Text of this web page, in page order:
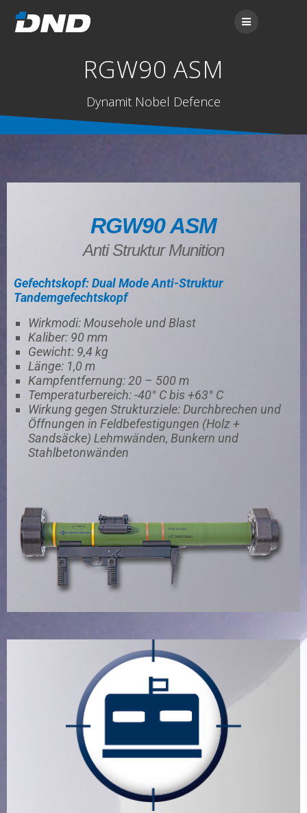
RGW90 ASM
Dynamit Nobel Defence
RGW90 ASM
Anti Struktur Munition
Gefechtskopf: Dual Mode Anti-Struktur
Tandemgefechtskopf
Wirkmodi: Mousehole und Blast
Kaliber: 90 mm
Gewicht: 9,4 kg
Länge: 1,0 m
Kampfentfernung: 20 – 500 m
Temperaturbereich: -40° C bis +63° C
Wirkung gegen Strukturziele: Durchbrechen und
Öffnungen in Feldbefestigungen (Holz +
Sandsäcke) Lehmwänden, Bunkern und
Stahlbetonwänden